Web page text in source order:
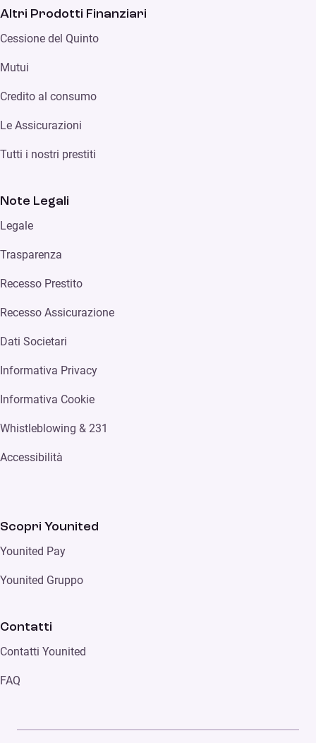
Altri Prodotti Finanziari
Cessione del Quinto
Mutui
Credito al consumo
Le Assicurazioni
Tutti i nostri prestiti
Note Legali
Legale
Trasparenza
Recesso Prestito
Recesso Assicurazione
Dati Societari
Informativa Privacy
Informativa Cookie
Whistleblowing & 231
Accessibilità
Scopri Younited
Younited Pay
Younited Gruppo
Contatti
Contatti Younited
FAQ